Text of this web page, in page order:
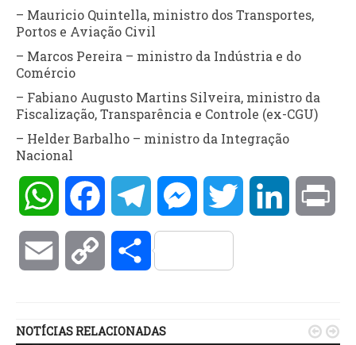
– Mauricio Quintella, ministro dos Transportes,
Portos e Aviação Civil
– Marcos Pereira – ministro da Indústria e do
Comércio
– Fabiano Augusto Martins Silveira, ministro da
Fiscalização, Transparência e Controle (ex-CGU)
– Helder Barbalho – ministro da Integração
Nacional
WhatsAppFacebookTelegramMessengerTwitter LinkedIn
Email Copy Compartilhar
NOTÍCIAS RELACIONADAS  